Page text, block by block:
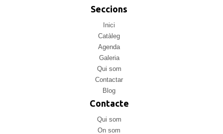
Seccions
Inici
Catàleg
Agenda
Galeria
Qui som
Contactar
Blog
Contacte
Qui som
On som